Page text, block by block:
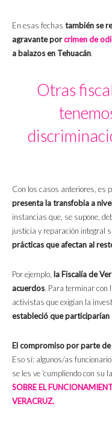
En esas fechas también se
agravante porcrimen de
a balazos en Tehuacán.
Otras
Con los casos anteriores, es
presenta la transfobia a
instancias que, se supone,
justicia y reparación integral
prácticas que afectan al
Por ejemplo, la Fiscalía de
acuerdos. Para terminar con
activistas que exigían la
estableció que participarían
El compromiso por parte
Eso sí: algunos/as
se les ve ‘cumpliendo con su
SOBRE EL
VERACRUZ.